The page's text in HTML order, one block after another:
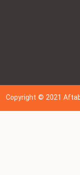
Copyright © 202 1